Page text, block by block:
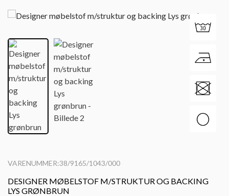
VARENUMMER:38/9165/1043/000
DESIGNER MØBELSTOF M/STRUKTUR OG BACKING
LYS GRØNBRUN